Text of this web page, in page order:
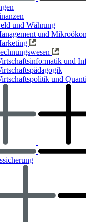
und Währung
und
und
und